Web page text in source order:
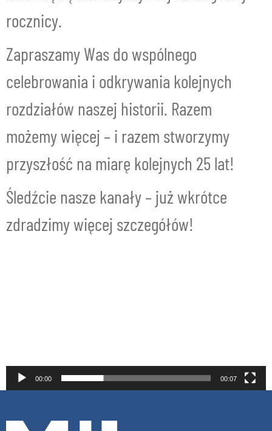
rocznicy.
Zapraszamy Was do wspólnego
celebrowania i odkrywania kolejnych
rozdziałów naszej historii. Razem
możemy więcej – i razem stworzymy
przyszłość na miarę kolejnych 25 lat!
Śledźcie nasze kanały – już wkrótce
zdradzimy więcej szczegółów!
00:00 00:07